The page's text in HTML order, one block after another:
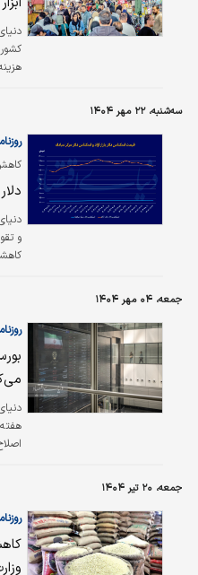
است.
سه‌شنبه، ۲۲ مهر ۱۴۰۴
و
جمعه، ۰۴ مهر ۱۴۰۴
جمعه، ۲۰ تیر ۱۴۰۴